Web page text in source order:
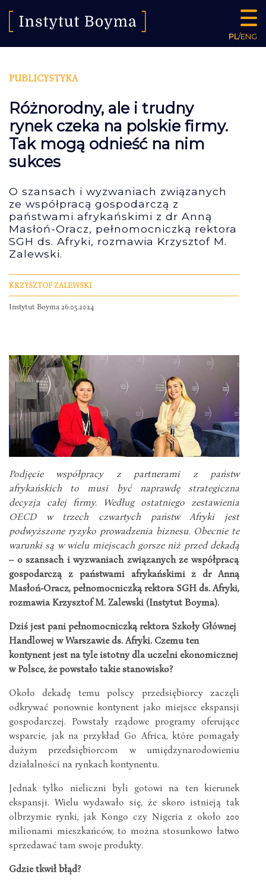
PL/ENG
PUBLICYSTYKA
Różnorodny, ale i trudny
rynek czeka na polskie firmy.
Tak mogą odnieść na nim
sukces
O szansach i wyzwaniach związanych
ze współpracą gospodarczą z
państwami afrykańskimi z dr Anną
Masłoń-Oracz, pełnomocniczką rektora
SGH ds. Afryki, rozmawia Krzysztof M.
Zalewski.
KRZYSZTOF ZALEWSKI
Instytut Boyma 26.05.2024
Podjęcie współpracy z partnerami z państw
afrykańskich to musi być naprawdę strategiczna
decyzja całej firmy. Według ostatniego zestawienia
OECD w trzech czwartych państw Afryki jest
podwyższone ryzyko prowadzenia biznesu. Obecnie te
warunki są w wielu miejscach gorsze niż przed dekadą
– o szansach i wyzwaniach związanych ze współpracą
gospodarczą z państwami afrykańskimi z dr Anną
Masłoń-Oracz, pełnomocniczką rektora SGH ds. Afryki,
rozmawia Krzysztof M. Zalewski (Instytut Boyma).
Dziś jest pani pełnomocniczką rektora Szkoły Głównej
Handlowej w Warszawie ds. Afryki. Czemu ten
kontynent jest na tyle istotny dla uczelni ekonomicznej
w Polsce, że powstało takie stanowisko?
Około dekadę temu polscy przedsiębiorcy zaczęli
odkrywać ponownie kontynent jako miejsce ekspansji
gospodarczej. Powstały rządowe programy oferujące
wsparcie, jak na przykład Go Africa, które pomagały
dużym przedsiębiorcom w umiędzynarodowieniu
działalności na rynkach kontynentu.
Jednak tylko nieliczni byli gotowi na ten kierunek
ekspansji. Wielu wydawało się, że skoro istnieją tak
olbrzymie rynki, jak Kongo czy Nigeria z około 200
milionami mieszkańców, to można stosunkowo łatwo
sprzedawać tam swoje produkty.
Gdzie tkwił błąd?